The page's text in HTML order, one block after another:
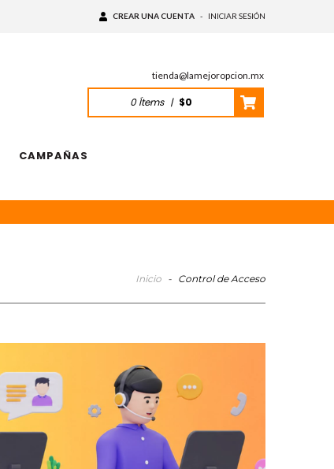
CREAR UNA CUENTA - INICIAR SESIÓN
tienda@lamejoropcion.mx
0Ítems | $0
CAMPAÑAS
Inicio - Control de Acceso